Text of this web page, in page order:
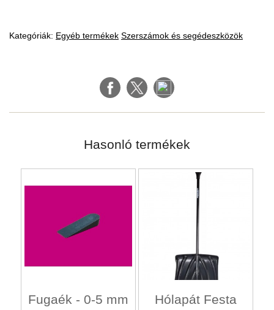
Kategóriák: Egyéb termékek Szerszámok és segédeszközök
Hasonló termékek
Fugaék - 0-5 mm Hólapát Festa